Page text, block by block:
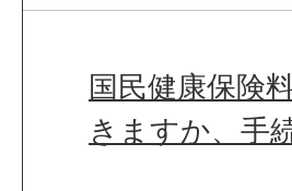
国民健康保険
きますか、手